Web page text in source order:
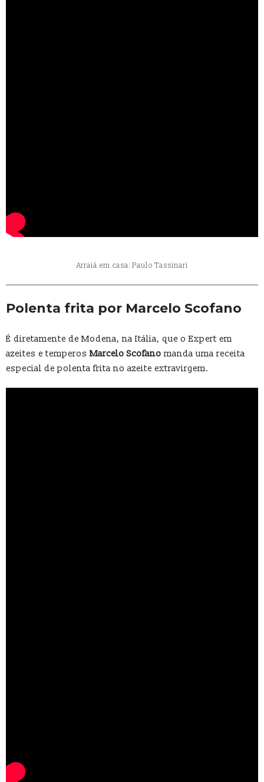
Arraiá em casa: Paulo Tassinari
Polenta frita por Marcelo Scofano
É diretamente de Modena, na Itália, que o Expert em
azeites e temperos Marcelo Scofano manda uma receita
especial de polenta frita no azeite extravirgem.